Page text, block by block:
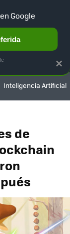
TERRITORIO
Inteligencia Artificial
de
×
Google